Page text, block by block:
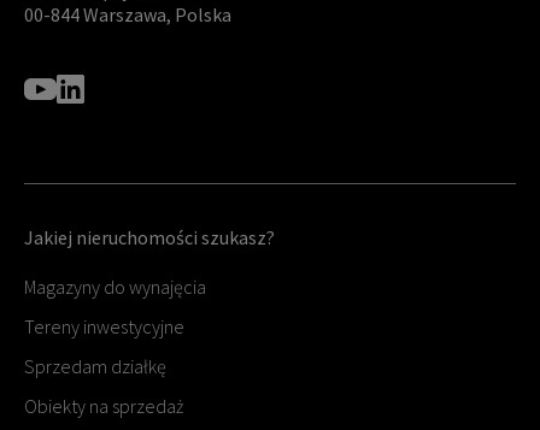
00-844 Warszawa, Polska
Jakiej nieruchomości szukasz?
Magazyny do wynajęcia
Tereny inwestycyjne
Sprzedam działkę
Obiekty na sprzedaż